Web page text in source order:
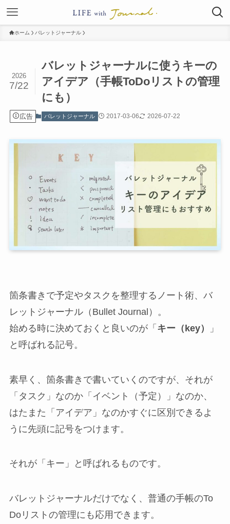
ホーム バレットジャーナル
バレットジャーナルに使うキーの
アイデア（手帳ToDoリストの管理
にも）
2026
7/22
広告 バレットジャーナル 2017-03-06 2026-07-22
箇条書きで予定やタスクを整理するノート術、バ
レットジャーナル（Bullet Journal）。
始める時に決めておくと良いのが「 キー（key）
」
と呼ばれる記号。
素早く、箇条書きで書いていくのですが、それが
「タスク」なのか「イベント（予定）」なのか、
はたまた「アイデア」なのかすぐに区別できるよ
うに先頭に記号をつけます。
それが「キー」と呼ばれるものです。
バレットジャーナルだけでなく、普通の手帳のTo
Doリストの管理にも応用できます。